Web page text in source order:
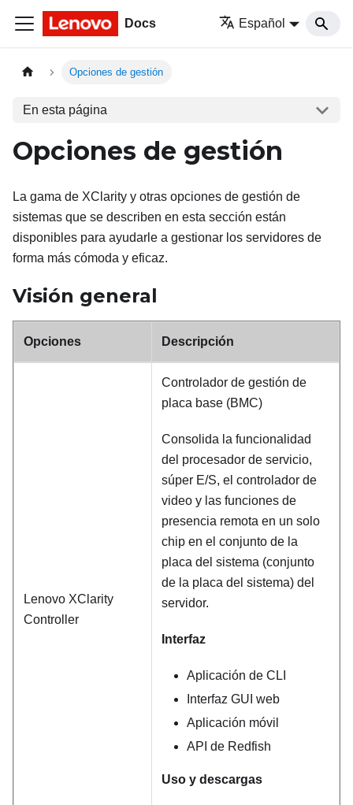
Docs Español
Opciones de gestión
En esta página
Opciones de gestión
La gama de XClarity y otras opciones de gestión de
sistemas que se describen en esta sección están
disponibles para ayudarle a gestionar los servidores de
forma más cómoda y eficaz.
Visión general
Opciones Descripción
Lenovo XClarity
Controller
Controlador de gestión de
placa base (BMC)
Consolida la funcionalidad
del procesador de servicio,
súper E/S, el controlador de
video y las funciones de
presencia remota en un solo
chip en el conjunto de la
placa del sistema (conjunto
de la placa del sistema) del
servidor.
Interfaz
Aplicación de CLI
Interfaz GUI web
Aplicación móvil
API de Redfish
Uso y descargas